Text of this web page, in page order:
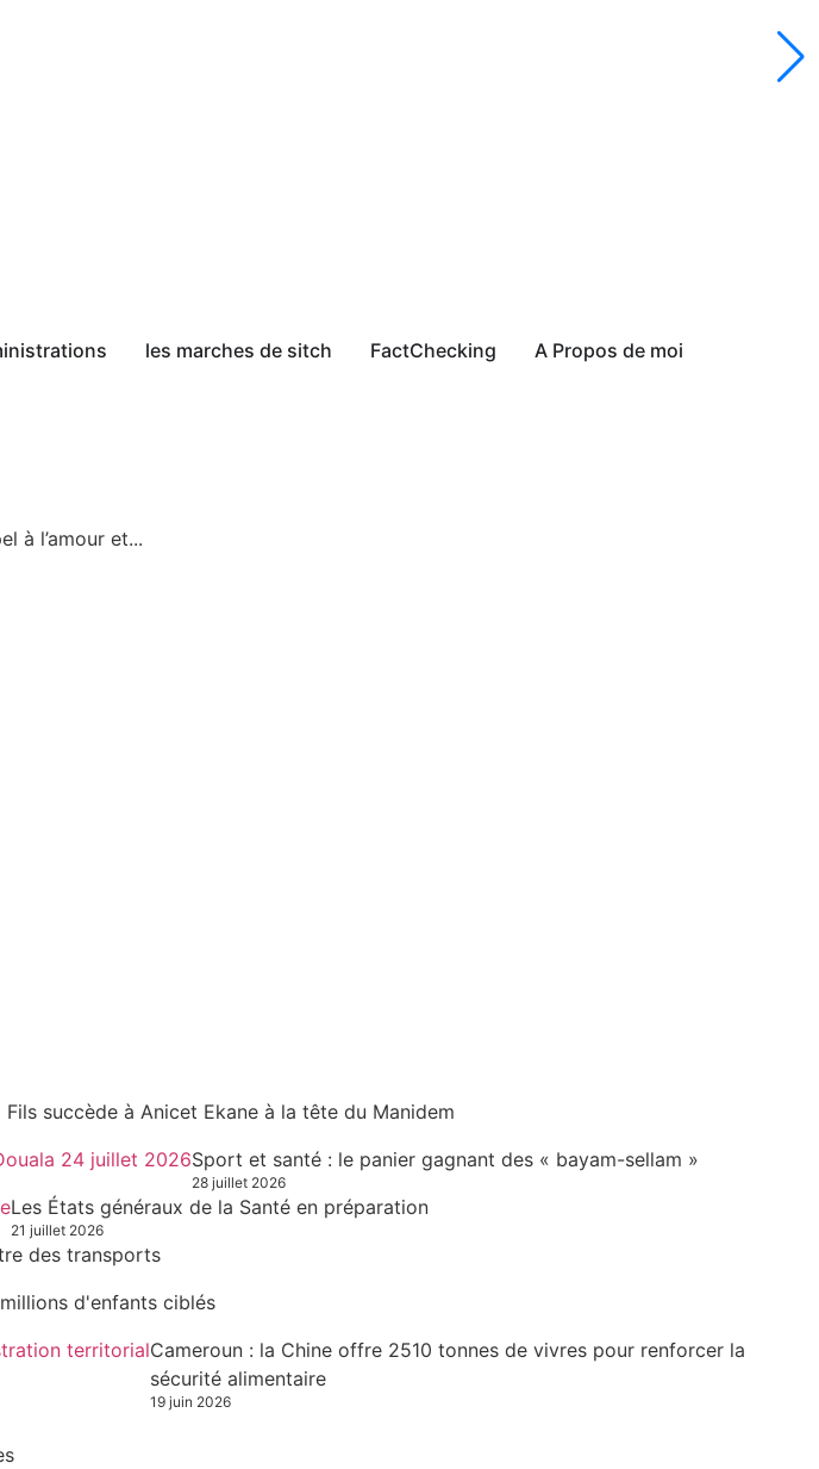
les marches de sitch FactChecking A Propos de moi
à l’amour et...
succède à Anicet Ekane à la tête du Manidem
Sport et santé : le panier gagnant des « bayam-sellam »
28 juillet 2026
Les États généraux de la Santé en préparation
21 juillet 2026
des transports
d'enfants ciblés
Cameroun : la Chine offre 2510 tonnes de vivres pour renforcer la
sécurité alimentaire
19 juin 2026